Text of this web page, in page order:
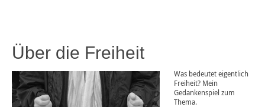
Über die Freiheit
Was bedeutet eigentlich
Freiheit? Mein
Gedankenspiel zum
Thema.